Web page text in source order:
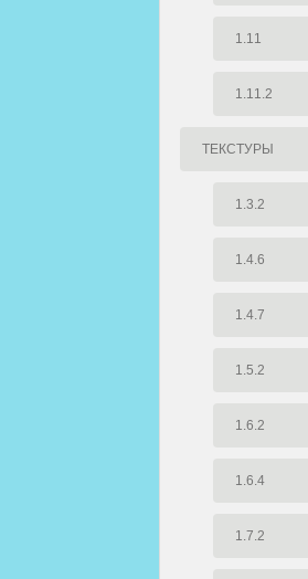
1.11
1.11.2
ТЕКСТУРЫ
1.3.2
1.4.6
1.4.7
1.5.2
1.6.2
1.6.4
1.7.2